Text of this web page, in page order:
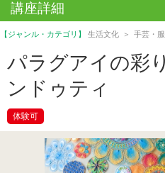
講座詳細
【ジャンル・カテゴリ】 生活文化 手芸・
パラグアイの彩
ンドゥティ
体験可